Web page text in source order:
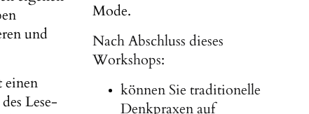
und
einen
Lese-
Mode.
Nach Abschluss dieses
Workshops:
können Sie traditionelle
Denkpraxen auf